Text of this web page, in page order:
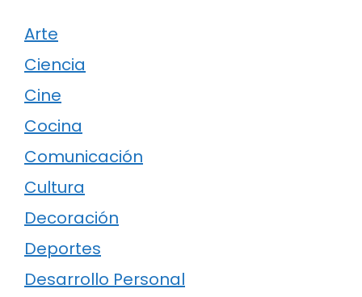
Arte
Ciencia
Cine
Cocina
Comunicación
Cultura
Decoración
Deportes
Desarrollo Personal